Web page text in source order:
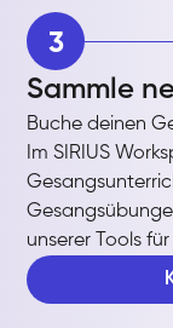
3
Sammle
Buche deinen
Im SIRIUS
unserer Tools